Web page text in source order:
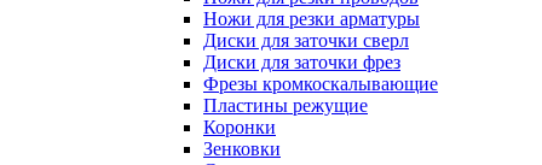
Ножи для резки арматуры
Диски для заточки сверл
Диски для заточки фрез
Фрезы кромкоскалывающие
Пластины режущие
Коронки
Зенковки